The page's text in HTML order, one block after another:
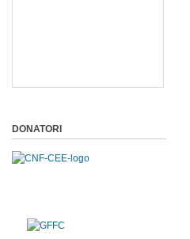
DONATORI